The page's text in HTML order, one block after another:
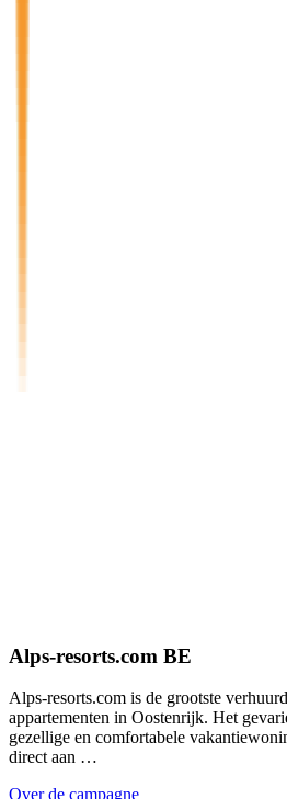
Alps-resorts.com BE
Alps-resorts.com is de grootste
appartementen in Oostenrijk. Het
gezellige en comfortabele
direct aan …
Over de campagne